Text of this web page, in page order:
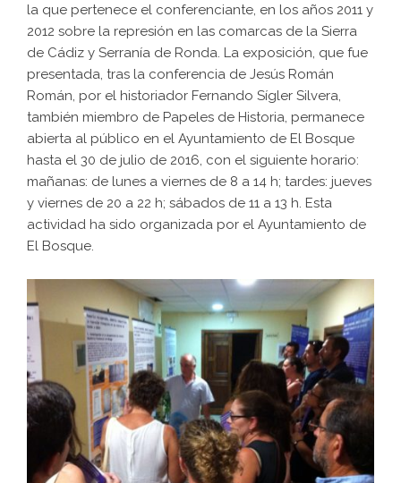
la que pertenece el conferenciante, en los años 2011 y
2012 sobre la represión en las comarcas de la Sierra
de Cádiz y Serranía de Ronda. La exposición, que fue
presentada, tras la conferencia de Jesús Román
Román, por el historiador Fernando Sígler Silvera,
también miembro de Papeles de Historia, permanece
abierta al público en el Ayuntamiento de El Bosque
hasta el 30 de julio de 2016, con el siguiente horario:
mañanas: de lunes a viernes de 8 a 14 h; tardes: jueves
y viernes de 20 a 22 h; sábados de 11 a 13 h. Esta
actividad ha sido organizada por el Ayuntamiento de
El Bosque.